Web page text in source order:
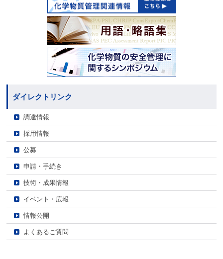
ダイレクトリンク
調達情報
採用情報
公募
申請・手続き
技術・成果情報
イベント・広報
情報公開
よくあるご質問